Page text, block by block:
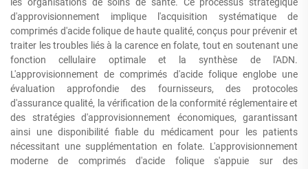
d'approvisionnement implique l'acquisition systématique de
comprimés d'acide folique de haute qualité, conçus pour prévenir et
traiter les troubles liés à la carence en folate, tout en soutenant une
fonction cellulaire optimale et la synthèse de l'ADN.
L'approvisionnement de comprimés d'acide folique englobe une
évaluation approfondie des fournisseurs, des protocoles
d'assurance qualité, la vérification de la conformité réglementaire et
des stratégies d'approvisionnement économiques, garantissant
ainsi une disponibilité fiable du médicament pour les patients
nécessitant une supplémentation en folate. L'approvisionnement
moderne de comprimés d'acide folique s'appuie sur des